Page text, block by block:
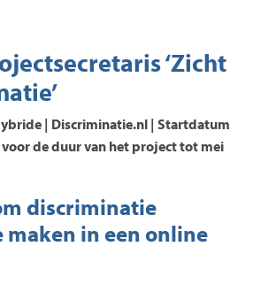
‘Zicht
| Discriminatie.nl | Startdatum
de duur van het project tot mei
discriminatie
in een online